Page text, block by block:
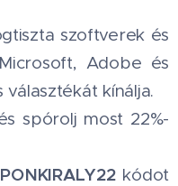
szoftverek és
Adobe és
kínálja.
spórolj most 22%-
kódot